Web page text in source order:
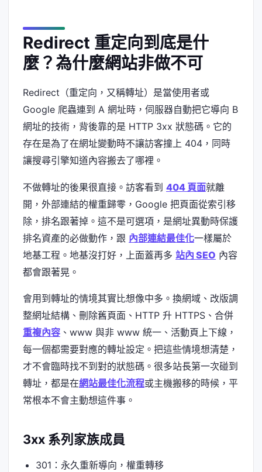
Redirect 重定向到底是什
麼？為什麼網站非做不可
Redirect（重定向，又稱轉址）是當使用者或
Google 爬蟲連到 A 網址時，伺服器自動把它導向 B
網址的技術，背後靠的是 HTTP 3xx 狀態碼。它的
存在是為了在網址變動時不讓訪客撞上 404，同時
讓搜尋引擎知道內容搬去了哪裡。
不做轉址的後果很直接。訪客看到 404 頁面就離
開，外部連結的權重歸零，Google 把頁面從索引移
除，排名跟著掉。這不是可選項，是網址異動時保護
排名資產的必做動作，跟 內部連結最佳化一樣屬於
地基工程。地基沒打好，上面蓋再多 站內 SEO 內容
都會跟著晃。
會用到轉址的情境其實比想像中多。換網域、改版調
整網址結構、刪除舊頁面、HTTP 升 HTTPS、合併
重複內容 、www 與非 www 統一、活動頁上下線，
每一個都需要對應的轉址設定。把這些情境想清楚，
才不會臨時找不到對的狀態碼。很多站長第一次碰到
轉址，都是在網站最佳化流程或主機搬移的時候，平
常根本不會主動想這件事。
3xx 系列家族成員
301：永久重新導向，權重轉移